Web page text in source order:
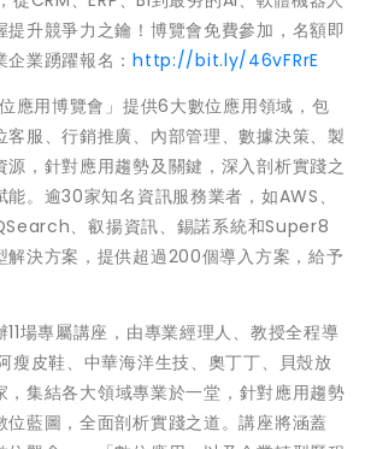
提升競爭力之鑰！博覽會免費參加，名額即
企業踴躍報名：http://bit.ly/46vFRrE
應用博覽會」提供6大數位應用領域，包
客服、行銷推廣、內部管理、數據決策、製
源，針對應用趨勢及關鍵，深入剖析實踐之
。逾30家知名資訊服務業者，如AWS、
、叡揚資訊、錫諾系統和Super8
解決方案，提供超過200個導入方案，給予
場專屬講座，由專業經理人、教授全程導
瘦皮鞋、中華海洋生技、奧丁丁、貝殼放
，集結各大領域專業於一堂，針對應用趨勢
位藍圖，全面剖析實踐之道。講座將涵蓋